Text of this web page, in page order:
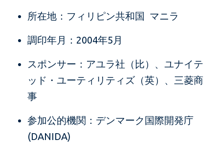
所在地：フィリピン共和国 マニラ
調印年月：2004年5月
スポンサー：アユラ社（比）、ユナイテ
ッド・ユーティリティズ（英）、三菱商
事
参加公的機関：デンマーク国際開発庁
(DANIDA)